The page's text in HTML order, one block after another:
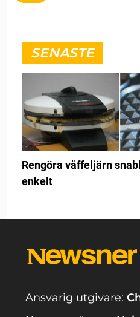
SENASTE
Rengöra våffeljärn
enkelt
Ansvarig utgivare: